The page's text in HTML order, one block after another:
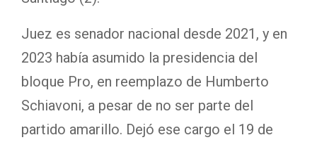
Juez es senador nacional desde 2021, y en
2023 había asumido la presidencia del
bloque Pro, en reemplazo de Humberto
Schiavoni, a pesar de no ser parte del
partido amarillo. Dejó ese cargo el 19 de